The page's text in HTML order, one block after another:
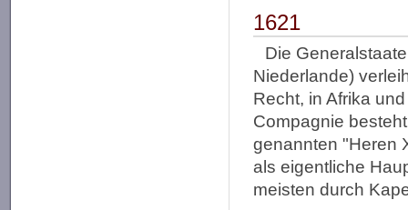
1621
Die
Niederlande)
Recht, in Afrika
Compagnie
genannten "Heren
als eigentliche
meisten durch